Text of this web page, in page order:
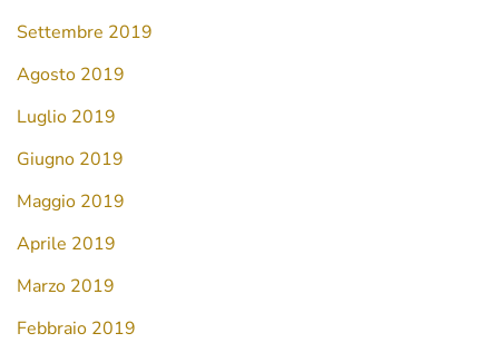
Settembre 2019
Agosto 2019
Luglio 2019
Giugno 2019
Maggio 2019
Aprile 2019
Marzo 2019
Febbraio 2019